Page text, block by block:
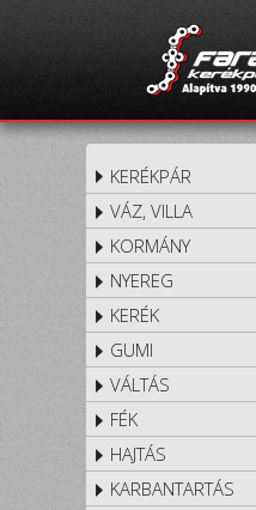
KERÉKPÁR
VÁZ, VILLA
KORMÁNY
NYEREG
KERÉK
GUMI
VÁLTÁS
FÉK
HAJTÁS
KARBANTARTÁS